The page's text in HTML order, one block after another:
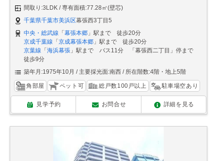
間取り:3LDK
専有面積:77.28㎡(壁芯)
千葉県千葉市美浜区幕張西3丁目5
中央・総武線 「 幕張本郷 」駅まで 徒歩20分
京成千葉線 「 京成幕張本郷 」駅まで 徒歩20分
京葉線 「 海浜幕張 」駅まで バス11分 「幕張西二丁目」停まで
徒歩9分
築年月:1975年10月
主要採光面:南西 所在階数:4階・地上5階
角部屋 ペット可 総戸数100戸以上 駐車場空あり
見学予約 お問合せ 詳細を見る